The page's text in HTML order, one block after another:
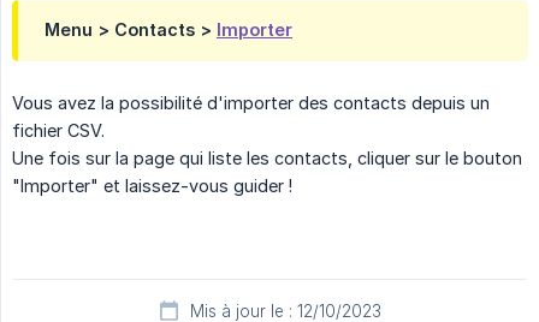
Menu > Contacts > Importer
Vous avez la possibilité d'importer des contacts depuis un
fichier CSV.
Une fois sur la page qui liste les contacts, cliquer sur le bouton
"Importer" et laissez-vous guider !
Mis à jour le : 12/10/2023